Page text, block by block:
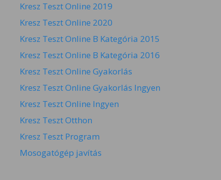
Kresz Teszt Online 2019
Kresz Teszt Online 2020
Kresz Teszt Online B Kategória 2015
Kresz Teszt Online B Kategória 2016
Kresz Teszt Online Gyakorlás
Kresz Teszt Online Gyakorlás Ingyen
Kresz Teszt Online Ingyen
Kresz Teszt Otthon
Kresz Teszt Program
Mosogatógép javítás